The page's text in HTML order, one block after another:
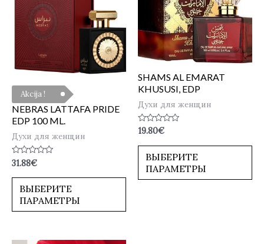
Akcija !
NEBRAS LATTAFA PRIDE
EDP 100 ML.
Духи для женщин
Оценка
0
из
31.88€
ВЫБЕРИТЕ
ПАРАМЕТРЫ
SHAMS AL EMARAT
KHUSUSI, EDP
Духи для женщин
Оценка
из
19.80€
ВЫБЕРИТЕ
ПАРАМЕТРЫ